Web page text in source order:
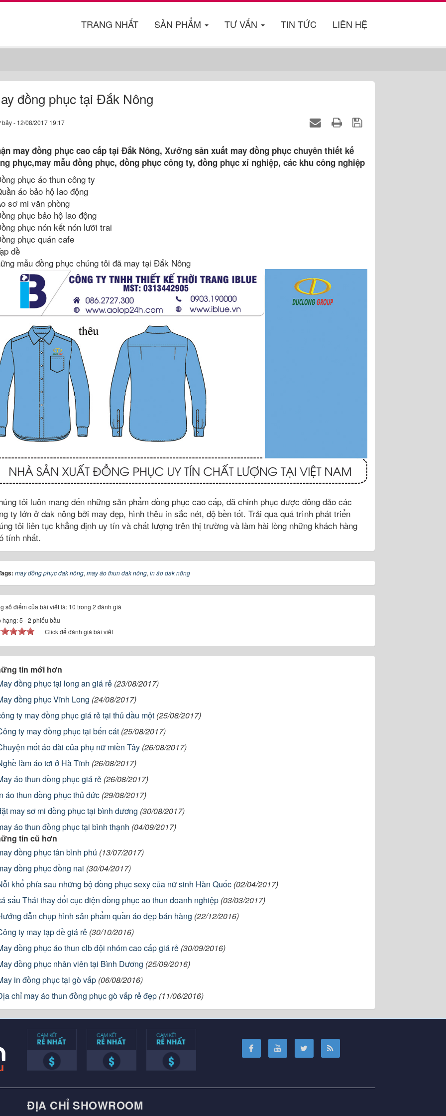
TRANG NHẤT SẢN PHẨM TƯ VẤN TIN TỨC LIÊN HỆ
đồng phục tại Đắk Nông
bảy - 12/08/2017 19:17
may đồng phục cao cấp tại Đắk Nông, Xưởng sản xuất may đồng phục chuyên thiết kế
phục,may mẫu đồng phục, đồng phục công ty, đồng phục xí nghiệp, các khu công nghiệp
phục áo thun công ty
áo bảo hộ lao động
sơ mi văn phòng
phục bảo hộ lao động
phục nón kết nón lưỡi trai
phục quán cafe
dề
mẫu đồng phục chúng tôi đã may tại Đắk Nông
tôi luôn mang đến những sản phẩm đồng phục cao cấp, đã chinh phục được đông đảo các
ty lớn ở dak nông bởi may đẹp, hình thêu in sắc nét, độ bền tốt. Trải qua quá trình phát triển
tôi liên tục khẳng định uy tín và chất lượng trên thị trường và làm hài lòng những khách hàng
tính nhất.
may đồng phục dak nông, may áo thun dak nông, in áo dak nông
số điểm của bài viết là: 10 trong 2 đánh giá
hạng:5 -2 phiếu bầu
Click để đánh giá bài viết
tin mới hơn
đồng phục tại long an giá rẻ (23/08/2017)
đồng phục Vĩnh Long (24/08/2017)
ty may đồng phục giá rẻ tại thủ dầu một (25/08/2017)
ty may đồng phục tại bến cát (25/08/2017)
mốt áo dài của phụ nữ miền Tây (26/08/2017)
làm áo tơi ở Hà Tĩnh (26/08/2017)
áo thun đồng phục giá rẻ (26/08/2017)
áo thun đồng phục thủ đức (29/08/2017)
may sơ mi đồng phục tại bình dương (30/08/2017)
áo thun đồng phục tại bình thạnh (04/09/2017)
tin cũ hơn
đồng phục tân bình phú (13/07/2017)
đồng phục đồng nai (30/04/2017)
khổ phía sau những bộ đồng phục sexy của nữ sinh Hàn Quốc (02/04/2017)
sấu Thái thay đổi cục diện đồng phục ao thun doanh nghiệp (03/03/2017)
dẫn chụp hình sản phẩm quần áo đẹp bán hàng (22/12/2016)
ty may tạp dề giá rẻ (30/10/2016)
đồng phục áo thun clb đội nhóm cao cấp giá rẻ (30/09/2016)
đồng phục nhân viên tại Bình Dương (25/09/2016)
in đồng phục tại gò vấp (06/08/2016)
chỉ may áo thun đồng phục gò vấp rẻ đẹp (11/06/2016)
ĐỊA CHỈ SHOWROOM